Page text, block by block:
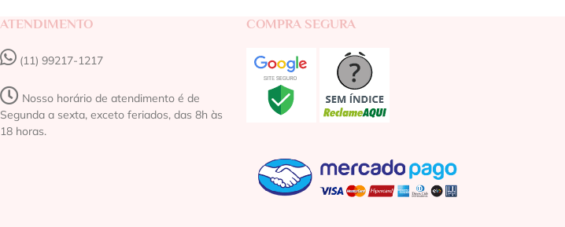
ATENDIMENTO
(11) 99217-1217‬
Nosso horário de atendimento é de
Segunda a sexta, exceto feriados, das 8h às
18 horas.
COMPRA SEGURA